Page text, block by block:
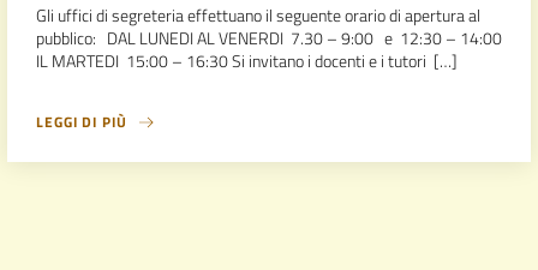
Gli uffici di segreteria effettuano il seguente orario di apertura al
pubblico: DAL LUNEDI AL VENERDI 7.30 – 9:00 e 12:30 – 14:00
IL MARTEDI 15:00 – 16:30 Si invitano i docenti e i tutori […]
LEGGI DI PIÙ